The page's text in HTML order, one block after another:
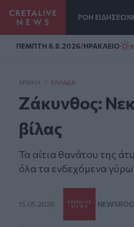
ΡΟΗ ΕΙΔΗΣΕΩΝ
ΠΕΜΠΤΗ 6.8.2026/ΗΡΑΚΛΕΙΟ
ΑΡΧΙΚΗ / ΕΛΛΆΔΑ
Ζάκυνθος:
βίλας
Τα αίτια θανάτου της
όλα τα ενδεχόμενα
15.05.2026